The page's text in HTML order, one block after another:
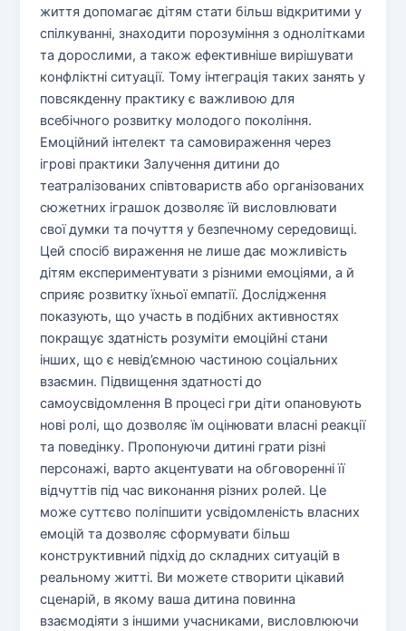
життя допомагає дітям стати більш відкритими у
спілкуванні, знаходити порозуміння з однолітками
та дорослими, а також ефективніше вирішувати
конфліктні ситуації. Тому інтеграція таких занять у
повсякденну практику є важливою для
всебічного розвитку молодого покоління.
Емоційний інтелект та самовираження через
ігрові практики Залучення дитини до
театралізованих співтовариств або організованих
сюжетних іграшок дозволяє їй висловлювати
свої думки та почуття у безпечному середовищі.
Цей спосіб вираження не лише дає можливість
дітям експериментувати з різними емоціями, а й
сприяє розвитку їхньої емпатії. Дослідження
показують, що участь в подібних активностях
покращує здатність розуміти емоційні стани
інших, що є невід’ємною частиною соціальних
взаємин. Підвищення здатності до
самоусвідомлення В процесі гри діти опановують
нові ролі, що дозволяє їм оцінювати власні реакції
та поведінку. Пропонуючи дитині грати різні
персонажі, варто акцентувати на обговоренні її
відчуттів під час виконання різних ролей. Це
може суттєво поліпшити усвідомленість власних
емоцій та дозволяє сформувати більш
конструктивний підхід до складних ситуацій в
реальному житті. Ви можете створити цікавий
сценарій, в якому ваша дитина повинна
взаємодіяти з іншими учасниками, висловлюючи